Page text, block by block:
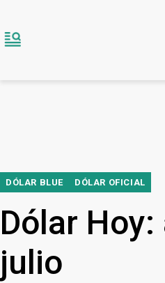
DÓLAR BLUE DÓLAR OFICIAL
Dólar
julio